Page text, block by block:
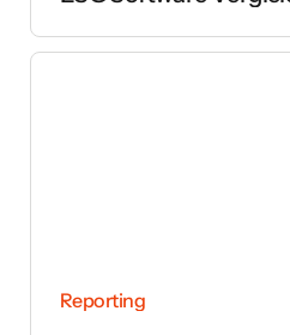
Reporting